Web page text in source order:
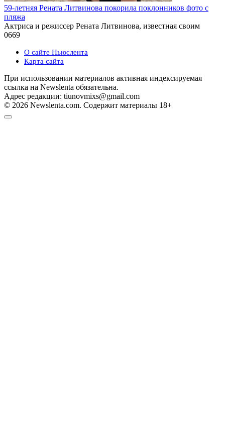
59-летняя Рената Литвинова покорила поклонников фото с
пляжа
Актриса и режиссер Рената Литвинова, известная своим
0669
О сайте Ньюслента
Карта сайта
При использовании материалов активная индексируемая
ссылка на Newslenta обязательна.
Адрес редакции: tiunovmixs@gmail.com
© 2026 Newslenta.com. Содержит материалы 18+